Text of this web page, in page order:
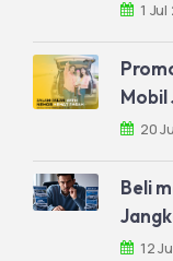
1 Jul
Mobil
20
Beli
12